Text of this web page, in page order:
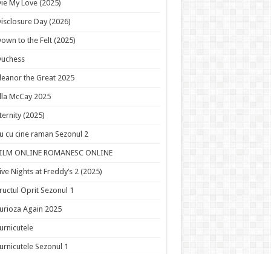
My Love (2025)
Day (2026)
to the Felt (2025)
the Great 2025
McCay 2025
(2025)
cu cine raman Sezonul 2
ONLINE ROMANESC ONLINE
Nights at Freddy’s 2 (2025)
Oprit Sezonul 1
Again 2025
Sezonul 1